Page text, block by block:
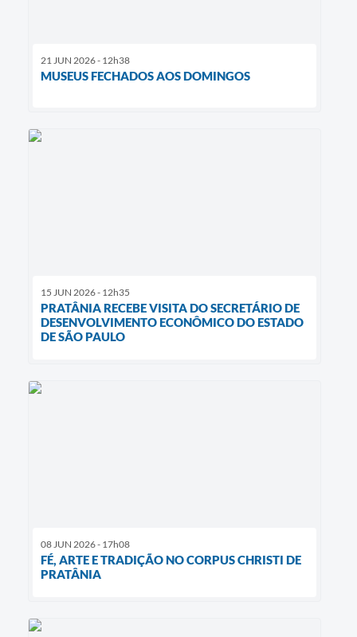
21 JUN 2026 - 12h38
MUSEUS FECHADOS AOS DOMINGOS
15 JUN 2026 - 12h35
PRATÂNIA RECEBE VISITA DO SECRETÁRIO DE
DESENVOLVIMENTO ECONÔMICO DO ESTADO
DE SÃO PAULO
08 JUN 2026 - 17h08
FÉ, ARTE E TRADIÇÃO NO CORPUS CHRISTI DE
PRATÂNIA